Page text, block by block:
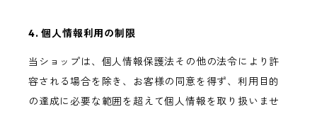
4. 個人情報利用の制限
当ショップは、個人情報保護法その他の法令により許
容される場合を除き、お客様の同意を得ず、利用目的
の達成に必要な範囲を超えて個人情報を取り扱いませ